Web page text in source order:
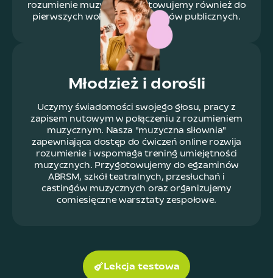
rozumienie muzyki. Przygotowujemy również do
pierwszych wokalnych występów publicznych.
Młodzież i dorośli
Uczymy świadomości swojego głosu, pracy z
zapisem nutowym w połączeniu z rozumieniem
muzycznym. Nasza "muzyczna siłownia"
zapewniająca dostęp do ćwiczeń online rozwija
rozumienie i wspomaga trening umiejętności
muzycznych. Przygotowujemy do egzaminów
ABRSM, szkół teatralnych, przesłuchań i
castingów muzycznych oraz organizujemy
comiesięczne warsztaty zespołowe.
Lekcja testowa